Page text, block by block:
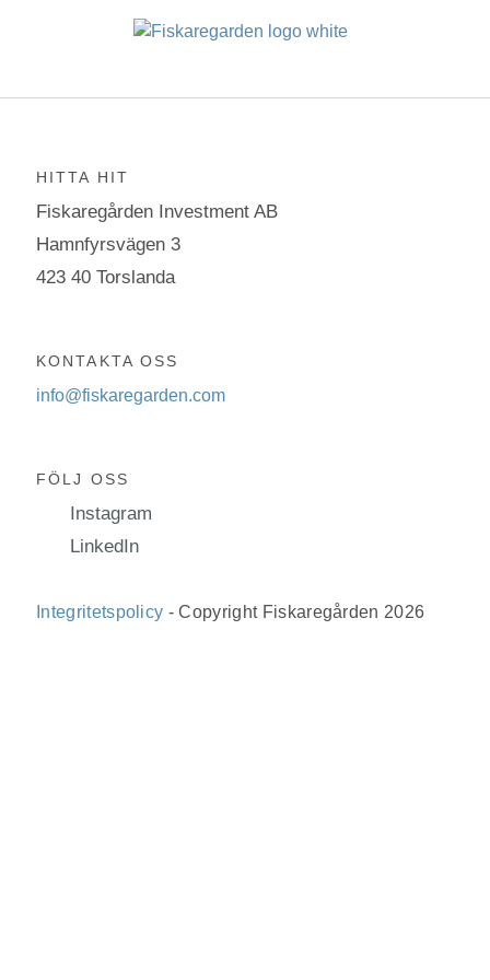
HITTA HIT
Fiskaregården Investment AB
Hamnfyrsvägen 3
423 40 Torslanda
KONTAKTA OSS
info@fiskaregarden.com
FÖLJ OSS
Instagram
LinkedIn
Integritetspolicy - Copyright Fiskaregården 2026